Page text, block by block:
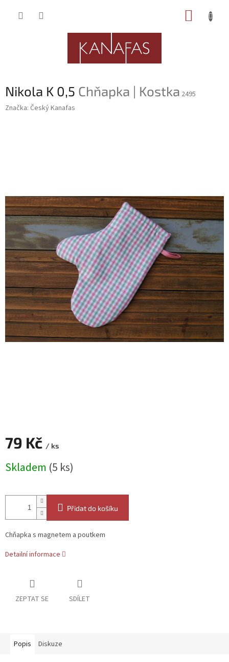
Nikola K 0,5 Chňapka | Kostka 2495
Značka: Český Kanafas
79 Kč / ks
cena:
Skladem (5 ks)
Přidat do košíku
Chňapka s magnetem a poutkem
Detailní informace
ZEPTAT SE SDÍLET
Popis Diskuze